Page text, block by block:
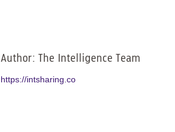
Author: The Intelligence Team
https://intsharing.co